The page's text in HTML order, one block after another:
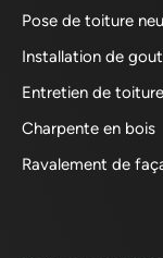
Pose de toiture
Installation de
Entretien de toiture
Charpente en bois
Ravalement de